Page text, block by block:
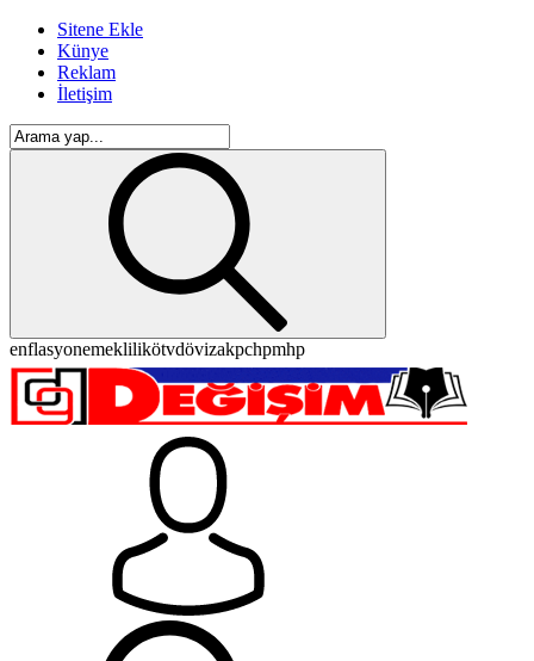
Sitene Ekle
Künye
Reklam
İletişim
enflasyonemeklilikötvdövizakpchpmhp